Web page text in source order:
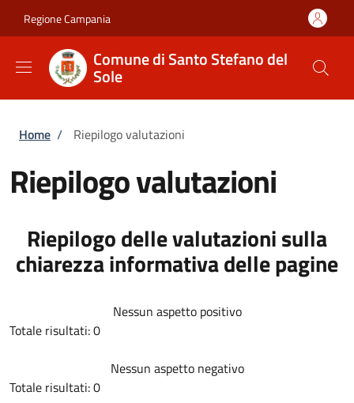
Regione Campania
Comune di Santo Stefano del
Sole
Briciole di pane
Home / Riepilogo valutazioni
Riepilogo valutazioni
Riepilogo delle valutazioni sulla
chiarezza informativa delle pagine
Nessun aspetto positivo
Totale risultati: 0
Nessun aspetto negativo
Totale risultati: 0